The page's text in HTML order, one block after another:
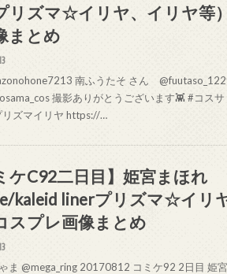
リズマ☆イリヤ、イリヤ等
まとめ
南ふうたそ さん
撮影ありがとうございます👾 #コスサ
ズマイリヤ https://…
ケC92二日目】姫宮まほれ
kaleid linerプリズマ☆イリ
スプレ画像まとめ
ま @mega_ring 20170812 コミケ92 2日目 姫